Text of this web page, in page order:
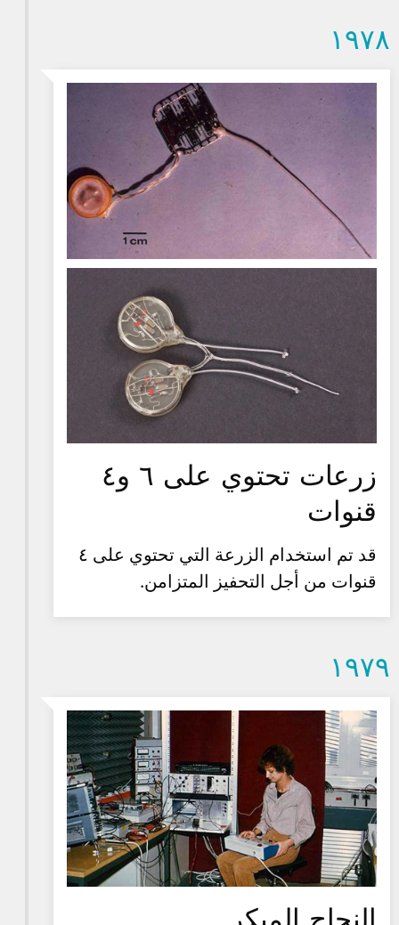
۱۹۷۸
زرعات تحتوي على ٦ و٤
قنوات
قد تم استخدام الزرعة التي تحتوي على ٤
قنوات من أجل التحفيز المتزامن.
۱۹۷۹